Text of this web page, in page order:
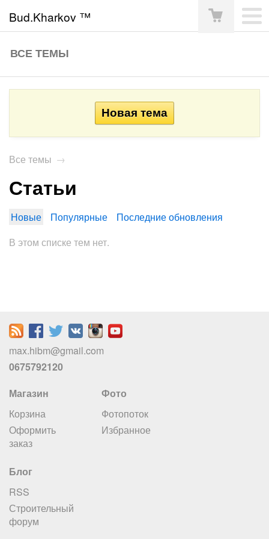
Bud.Kharkov ™
ВСЕ ТЕМЫ
Все темы →
Статьи
Новые Популярные
Последние обновления
В этом списке тем нет.
max.hibm@gmail.com
0675792120
Магазин
Корзина
Оформить
заказ
Фото
Фотопоток
Избранное
Блог
RSS
Строительный
форум